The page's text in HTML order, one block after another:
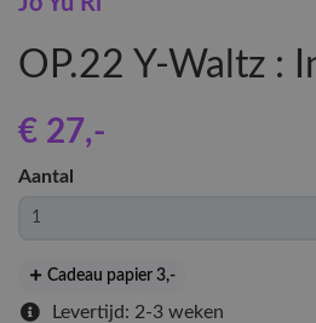
OP.22 Y-Waltz :
€ 27,-
Aantal
Cadeau papier 3,-
Levertijd: 2-3 weken